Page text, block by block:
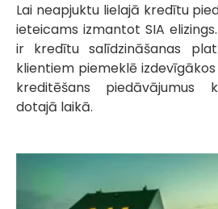
Lai neapjuktu lielajā kredītu
ieteicams izmantot SIA
ir kredītu salīdzināšanas
klientiem piemeklē
kreditēšans piedāvājumus
dotajā laikā.